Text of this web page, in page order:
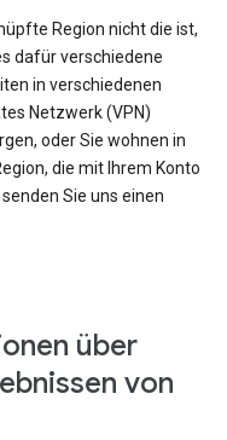
Region nicht die ist,
dafür verschiedene
in verschiedenen
Netzwerk (VPN)
oder Sie wohnen in
die mit Ihrem Konto
Sie uns einen
über
von